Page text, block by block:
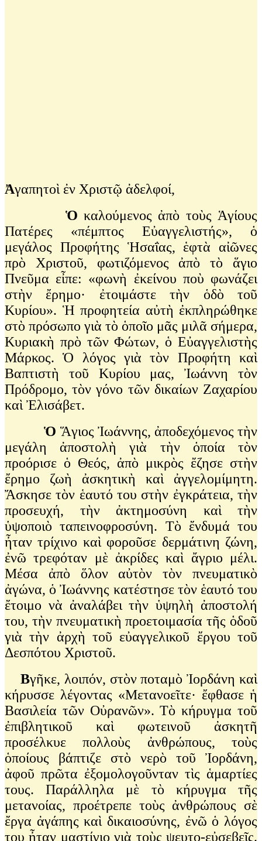
Ἀγαπητοὶ ἐν Χριστῷ ἀδελφοί,
Ὁ καλούμενος ἀπὸ τοὺς Ἁγίους
Πατέρες «πέμπτος Εὐαγγελιστής», ὁ
μεγάλος Προφήτης Ἡσαΐας, ἑφτὰ αἰῶνες
πρὸ Χριστοῦ, φωτιζόμενος ἀπὸ τὸ ἅγιο
Πνεῦμα εἶπε: «φωνὴ ἐκείνου ποὺ φωνάζει
στὴν ἔρημο· ἐτοιμάστε τὴν ὁδὸ τοῦ
Κυρίου». Ἡ προφητεία αὐτὴ ἐκπληρώθηκε
στὸ πρόσωπο γιὰ τὸ ὁποῖο μᾶς μιλᾶ σήμερα,
Κυριακὴ πρὸ τῶν Φώτων, ὁ Εὐαγγελιστὴς
Μάρκος. Ὁ λόγος γιὰ τὸν Προφήτη καὶ
Βαπτιστὴ τοῦ Κυρίου μας, Ἰωάννη τὸν
Πρόδρομο, τὸν γόνο τῶν δικαίων Ζαχαρίου
καὶ Ἐλισάβετ.
Ὁ Ἅγιος Ἰωάννης, ἀποδεχόμενος τὴν
μεγάλη ἀποστολὴ γιὰ τὴν ὁποία τὸν
προόρισε ὁ Θεός, ἀπὸ μικρὸς ἔζησε στὴν
ἔρημο ζωὴ ἀσκητικὴ καὶ ἀγγελομίμητη.
Ἄσκησε τὸν ἑαυτό του στὴν ἐγκράτεια, τὴν
προσευχή, τὴν ἀκτημοσύνη καὶ τὴν
ὑψοποιὸ ταπεινοφροσύνη. Τὸ ἔνδυμά του
ἦταν τρίχινο καὶ φοροῦσε δερμάτινη ζώνη,
ἐνῶ τρεφόταν μὲ ἀκρίδες καὶ ἄγριο μέλι.
Μέσα ἀπὸ ὅλον αὐτὸν τὸν πνευματικὸ
ἀγώνα, ὁ Ἰωάννης κατέστησε τὸν ἑαυτό του
ἔτοιμο νὰ ἀναλάβει τὴν ὑψηλὴ ἀποστολή
του, τὴν πνευματικὴ προετοιμασία τῆς ὁδοῦ
γιὰ τὴν ἀρχὴ τοῦ εὐαγγελικοῦ ἔργου τοῦ
Δεσπότου Χριστοῦ.
Βγῆκε, λοιπόν, στὸν ποταμὸ Ἰορδάνη καὶ
κήρυσσε λέγοντας «Μετανοεῖτε· ἔφθασε ἡ
Βασιλεία τῶν Οὐρανῶν». Τὸ κήρυγμα τοῦ
ἐπιβλητικοῦ καὶ φωτεινοῦ ἀσκητῆ
προσέλκυε πολλοὺς ἀνθρώπους, τοὺς
ὁποίους βάπτιζε στὸ νερὸ τοῦ Ἰορδάνη,
ἀφοῦ πρῶτα ἐξομολογοῦνταν τὶς ἁμαρτίες
τους. Παράλληλα μὲ τὸ κήρυγμα τῆς
μετανοίας, προέτρεπε τοὺς ἀνθρώπους σὲ
ἔργα ἀγάπης καὶ δικαιοσύνης, ἐνῶ ὁ λόγος
του ἦταν μαστίγιο γιὰ τοὺς ψευτο-εὐσεβεῖς.